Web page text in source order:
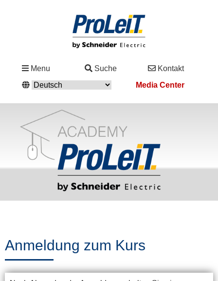
Menu Suche
Kontakt
Media Center
Lösungen
Service
Support
Academy
News
Anmeldung zum Kurs